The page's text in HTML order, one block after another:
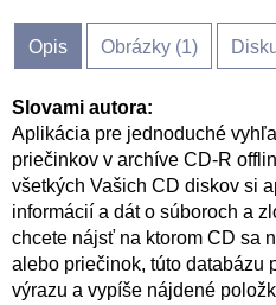
Opis Obrázky (1)
Slovami autora:
Aplikácia pre jednoduché
priečinkov v archíve CD-R
všetkých Vašich CD diskov si
informácií a dát o súboroch a
chcete nájsť na ktorom CD sa
alebo priečinok, túto databázu
výrazu a vypíše nájdené